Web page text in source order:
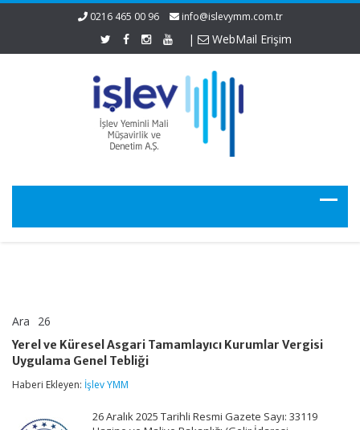
0216 465 00 96 info@islevymm.com.tr
| WebMail Erişim
Ara 26
Küresel
Asgari
Kurumlar
Uygulama
Yerel ve Küresel Asgari Tamamlayıcı Kurumlar Vergisi
Uygulama Genel Tebliği
Haberi Ekleyen: İşlev YMM
26 Aralık 2025 Tarihli Resmi Gazete Sayı: 33119